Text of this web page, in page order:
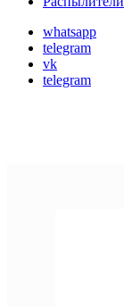
whatsapp
telegram
vk
telegram